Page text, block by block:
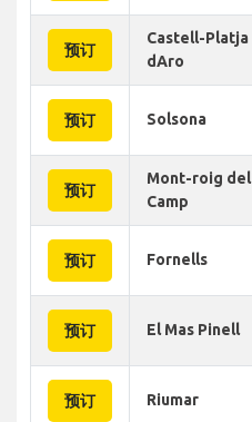
预订
Castell-Platja
dAro
预订 Solsona
预订
Mont-roig del
Camp
预订 Fornells
预订 El Mas Pinell
预订 Riumar